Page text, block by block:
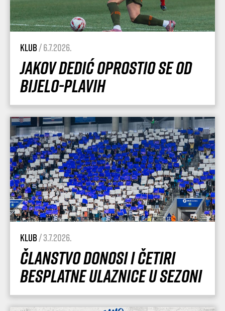
Klub/ 6.7.2026.
Jakov Dedić oprostio se od
Bijelo-plavih
Klub/ 3.7.2026.
Članstvo donosi i četiri
besplatne ulaznice u sezoni